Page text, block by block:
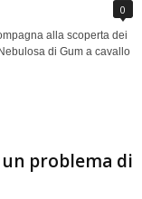
0
alla scoperta dei
di Gum a cavallo
problema di